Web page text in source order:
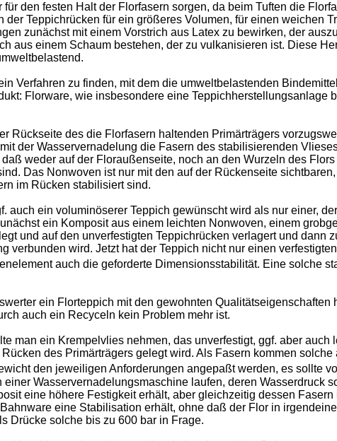
den festen Halt der Florfasern sorgen, da beim Tuften die
Teppichrücken für ein größeres Volumen, für einen weichen
zunächst mit einem Vorstrich aus Latex zu bewirken, der
aus einem Schaum bestehen, der zu vulkanisieren ist. Diese
Verfahren zu finden, mit dem die umweltbelastenden
Florware, wie insbesondere eine Teppichherstellungsanlage
Rückseite des die Florfasern haltenden Primärträgers
der Wasservernadelung die Fasern des stabilisierenden
weder auf der Floraußenseite, noch an den Wurzeln des
Das Nonwoven ist nur mit den auf der Rückenseite
im Rücken stabilisiert sind.
auch ein voluminöserer Teppich gewünscht wird als nur einer,
ein Komposit aus einem leichten Nonwoven, einem
und auf den unverfestigten Teppichrücken verlagert und dann
verbunden wird. Jetzt hat der Teppich nicht nur einen
auch die geforderte Dimensionsstabilität. Eine solche
ein Florteppich mit den gewohnten
auch ein Recyceln kein Problem mehr ist.
man ein Krempelvlies nehmen, das unverfestigt, ggf. aber auch
des Primärträgers gelegt wird. Als Fasern kommen
den jeweiligen Anforderungen angepaßt werden, es sollte
Wasservernadelungsmaschine laufen, deren Wasserdruck
eine höhere Festigkeit erhält, aber gleichzeitig dessen
eine Stabilisation erhält, ohne daß der Flor in
Drücke solche bis zu 600 bar in Frage.